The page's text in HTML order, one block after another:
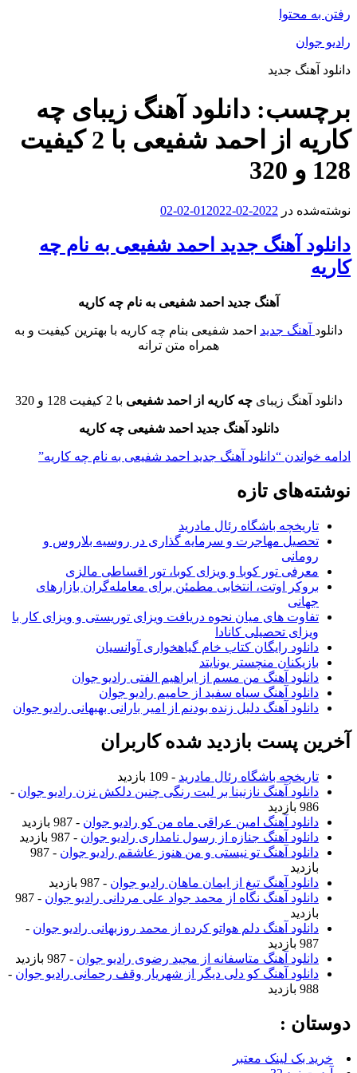
رفتن به محتوا
رادیو جوان
دانلود آهنگ جدید
برچسب: دانلود آهنگ زیبای چه
کاریه از احمد شفیعی با 2 کیفیت
128 و 320
نوشته‌شده در 2022-02-01
2022-02-02
دانلود آهنگ جدید احمد شفیعی به نام چه
کاریه
آهنگ جدید احمد شفیعی به نام چه کاریه
دانلود آهنگ جدید احمد شفیعی بنام چه کاریه با بهترین کیفیت و به
همراه متن ترانه
دانلود آهنگ زیبای چه کاریه از احمد شفیعی با 2 کیفیت 128 و 320
دانلود آهنگ جدید احمد شفیعی چه کاریه
ادامه خواندن “دانلود آهنگ جدید احمد شفیعی به نام چه کاریه”
نوشته‌های تازه
تاریخچه باشگاه رئال مادرید
تحصیل مهاجرت و سرمایه گذاری در روسیه بلاروس و
رومانی
معرفی تور کوبا و ویزای کوبا، تور اقساطی مالزی
بروکر اوتت، انتخابی مطمئن برای معامله‌گران بازارهای
جهانی
تفاوت های میان نحوه دریافت ویزای توریستی و ویزای کار با
ویزای تحصیلی کانادا
دانلود رایگان کتاب خام گیاهخواری آوانسیان
بازیکنان منچستر یونایتد
دانلود آهنگ من مسم از ابراهیم الفتی رادیو جوان
دانلود آهنگ سیاه سفید از حامیم رادیو جوان
دانلود آهنگ دلیل زنده بودنم از امیر بارانی بهبهانی رادیو جوان
آخرین پست بازدید شده کاربران
تاریخچه باشگاه رئال مادرید - 109 بازدید
دانلود آهنگ نازنینا بر لبت رنگی چنین دلکش نزن رادیو جوان -
986 بازدید
دانلود آهنگ امین عراقی ماه من کو رادیو جوان - 987 بازدید
دانلود آهنگ جنازه از رسول نامداری رادیو جوان - 987 بازدید
دانلود آهنگ تو نیستی و من هنوز عاشقم رادیو جوان
- 987
بازدید
دانلود آهنگ تیغ از ایمان ماهان رادیو جوان - 987 بازدید
دانلود آهنگ نگاه از محمد جواد علی مردانی رادیو جوان
- 987
بازدید
دانلود آهنگ دلم هواتو کرده از محمد روزبهانی رادیو جوان -
987 بازدید
دانلود آهنگ متاسفانه از مجید رضوی رادیو جوان - 987 بازدید
دانلود آهنگ کو دلی دیگر از شهریار وقف رحمانی رادیو جوان -
988 بازدید
دوستان :
خرید بک لینک معتبر